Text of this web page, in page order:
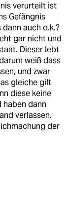
verurteilt ist
Gefängnis
auch o.k.?
gar nicht und
Dieser lebt
weiß dass
und zwar
gleiche gilt
diese keine
dann
verlassen.
der